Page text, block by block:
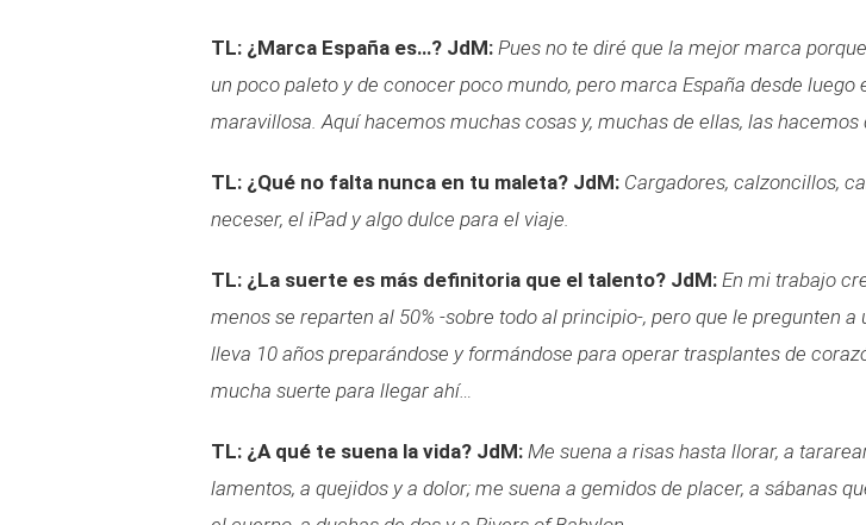
TL: ¿Marca España es…? JdM: Pues no te diré que la mejor marca
un poco paleto y de conocer poco mundo, pero marca España desde luego
maravillosa. Aquí hacemos muchas cosas y, muchas de ellas, las hacemos
TL: ¿Qué no falta nunca en tu maleta? JdM: Cargadores, calzoncillos,
neceser, el iPad y algo dulce para el viaje.
TL: ¿La suerte es más definitoria que el talento? JdM: En mi trabajo
menos se reparten al 50% -sobre todo al principio-, pero que le pregunten a
lleva 10 años preparándose y formándose para operar trasplantes de
mucha suerte para llegar ahí…
TL: ¿A qué te suena la vida? JdM: Me suena a risas hasta llorar, a
lamentos, a quejidos y a dolor; me suena a gemidos de placer, a sábanas